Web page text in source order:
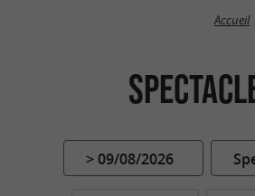
Accueil
> 09/08/2026